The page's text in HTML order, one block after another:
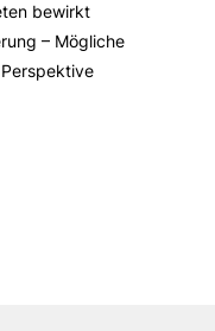
bewirkt
– Mögliche